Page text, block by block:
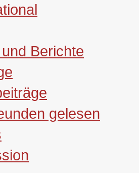
Berichte
gelesen